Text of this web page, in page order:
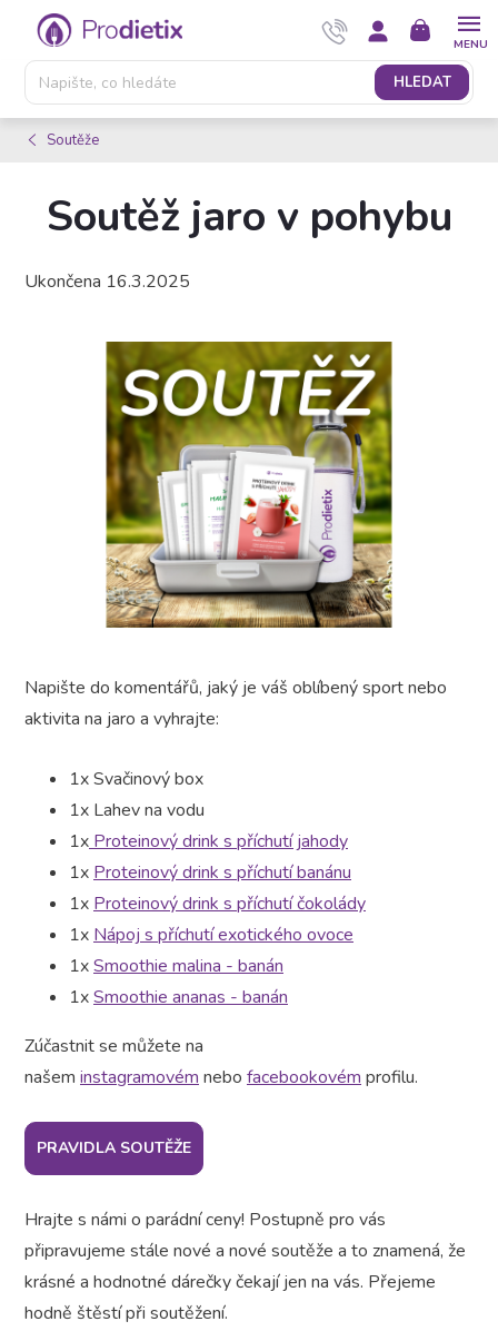
Přejít
obsah
HLEDAT
NÁKUPNÍ
KOŠÍK
Soutěže
Soutěž jaro v pohybu
Ukončena 16.3.2025
Napište do komentářů, jaký je váš oblíbený sport nebo
aktivita na jaro a vyhrajte:
1x Svačinový box
1x Lahev na vodu
1x Proteinový drink s příchutí jahody
1x Proteinový drink s příchutí banánu
1x Proteinový drink s příchutí čokolády
1x Nápoj s příchutí exotického ovoce
1xSmoothie malina - banán
1xSmoothie ananas - banán
Zúčastnit se můžete na
našem instagramovém nebo facebookovém profilu.
PRAVIDLA SOUTĚŽE
Hrajte s námi o parádní ceny! Postupně pro vás
připravujeme stále nové a nové soutěže a to znamená, že
krásné a hodnotné dárečky čekají jen na vás. Přejeme
hodně štěstí při soutěžení.